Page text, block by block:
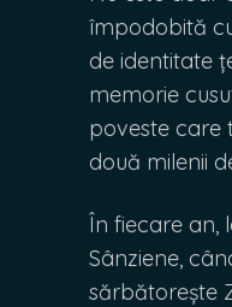
împodobită
de identitate
memorie
poveste care
două milenii
În fiecare an,
Sânziene,
sărbătorește